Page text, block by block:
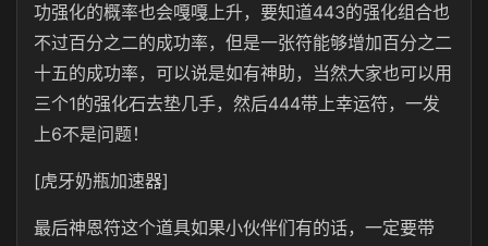
功强化的概率也会嘎嘎上升，要知道443的强化组合也
不过百分之二的成功率，但是一张符能够增加百分之二
十五的成功率，可以说是如有神助，当然大家也可以用
三个1的强化石去垫几手，然后444带上幸运符，一发
上6不是问题！
[虎牙奶瓶加速器]
最后神恩符这个道具如果小伙伴们有的话，一定要带